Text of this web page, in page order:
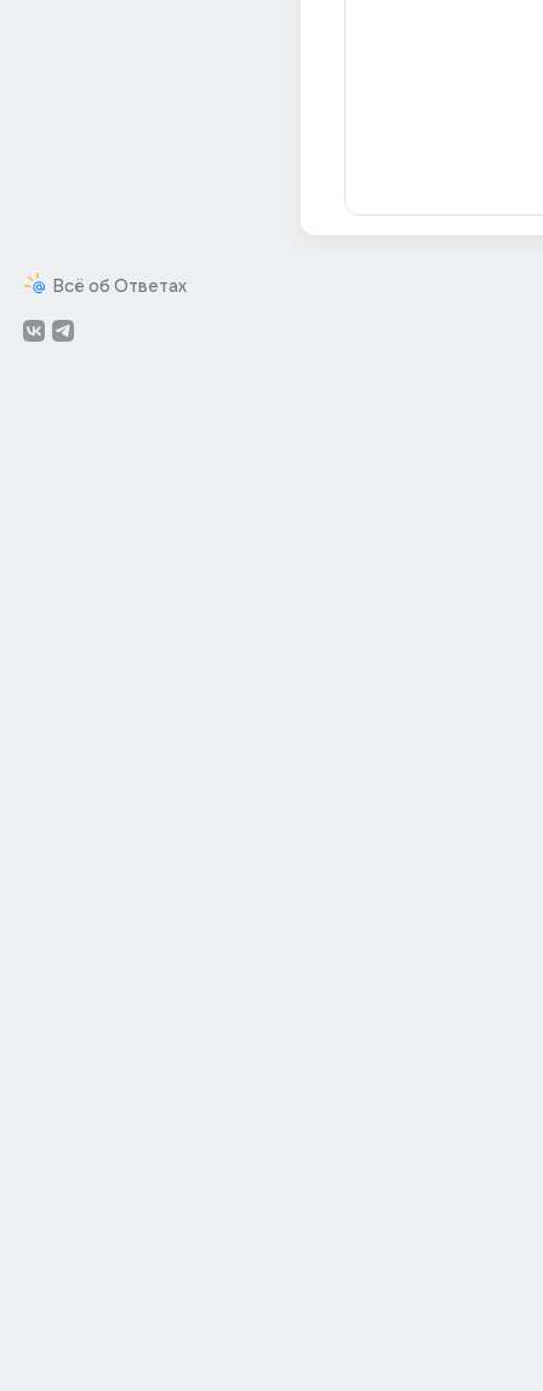
Всё об Ответах